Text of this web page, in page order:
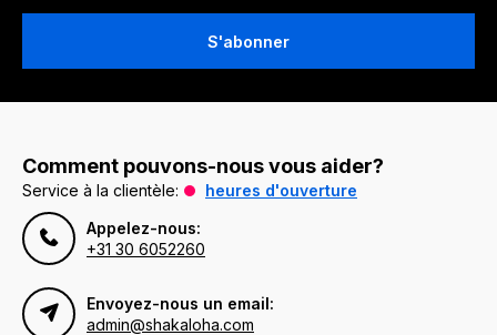
S'abonner
Comment pouvons-nous vous aider?
Service à la clientèle:
heures d'ouverture
Appelez-nous:
+31 30 6052260
Envoyez-nous un email:
admin@shakaloha.com